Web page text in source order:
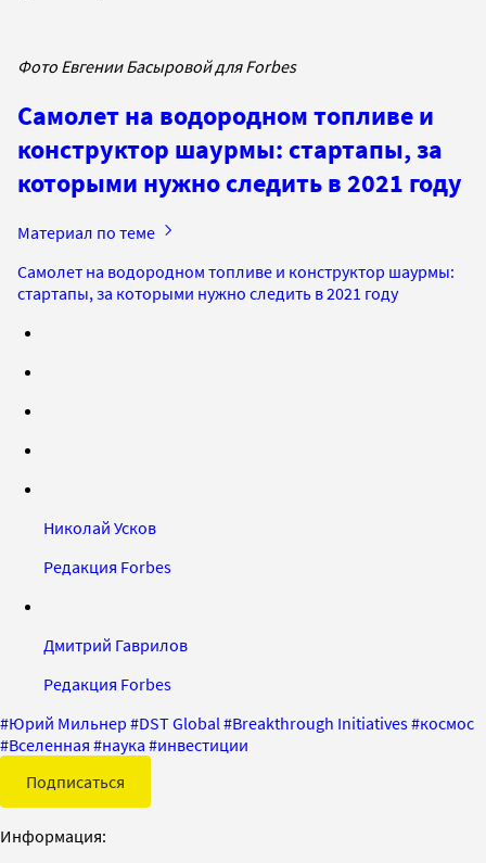
Фото Евгении Басыровой для Forbes
Самолет на водородном топливе и
конструктор шаурмы: стартапы, за
которыми нужно следить в 2021 году
Материал по теме
Самолет на водородном топливе и конструктор шаурмы:
стартапы, за которыми нужно следить в 2021 году
Николай Усков
Редакция Forbes
Дмитрий Гаврилов
Редакция Forbes
#Юрий Мильнер #DST Global #Breakthrough Initiatives#космос
#Вселенная #наука #инвестиции
Подписаться
Информация: